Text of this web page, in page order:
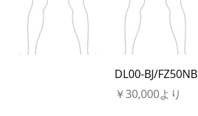
DL00-BJ/FZ50NB
￥30,000より
セール価格